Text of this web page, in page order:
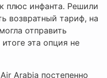
плюс инфанта. Решили
возвратный тариф, на
отправить
эта опция не
Arabia постепенно